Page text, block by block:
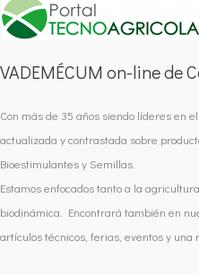
VADEMÉCUM on-line de
Con más de 35 años siendo líderes en
actualizada y contrastada sobre
Bioestimulantes y Semillas.
Estamos enfocados tanto a la
biodinámica. Encontrará también en
artículos técnicos, ferias, eventos y una